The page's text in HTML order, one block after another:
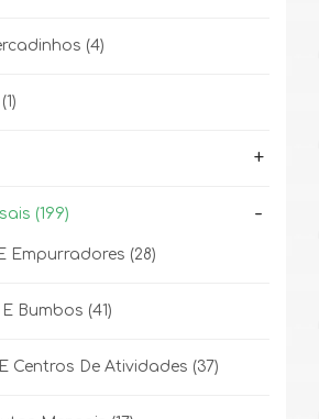
(4)
(1)
+
-
(199)
Empurradores (28)
Bumbos (41)
Centros De Atividades (37)